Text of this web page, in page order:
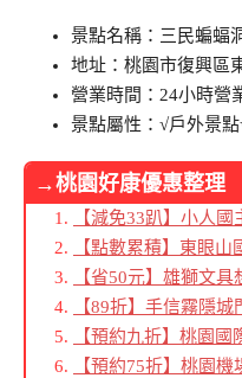
景點名稱：三民蝙蝠
地址：桃園市復興區
營業時間：24小時營
景點屬性：√戶外景
→桃園好康優惠整理
【減免33趴】小人
【點數累積】東眼
【省50元】雄獅文
【89折】手信霧隱城
【預約九折】桃園
【預約75折】桃園